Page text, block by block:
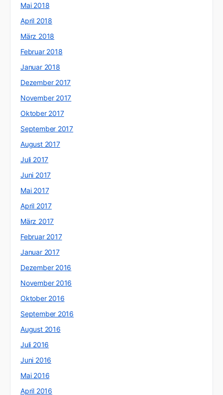
Mai 2018
April 2018
März 2018
Februar 2018
Januar 2018
Dezember 2017
November 2017
Oktober 2017
September 2017
August 2017
Juli 2017
Juni 2017
Mai 2017
April 2017
März 2017
Februar 2017
Januar 2017
Dezember 2016
November 2016
Oktober 2016
September 2016
August 2016
Juli 2016
Juni 2016
Mai 2016
April 2016